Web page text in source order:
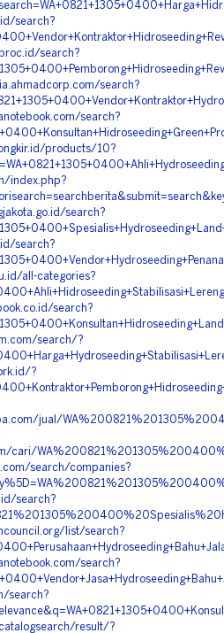
search?
search?
search?
search?
products/10?
index.php?
search?
search?
all-categories?
search?
search/?
?
jual/
cari/
search/companies?
search?
list/search?
search?
search?
result/?